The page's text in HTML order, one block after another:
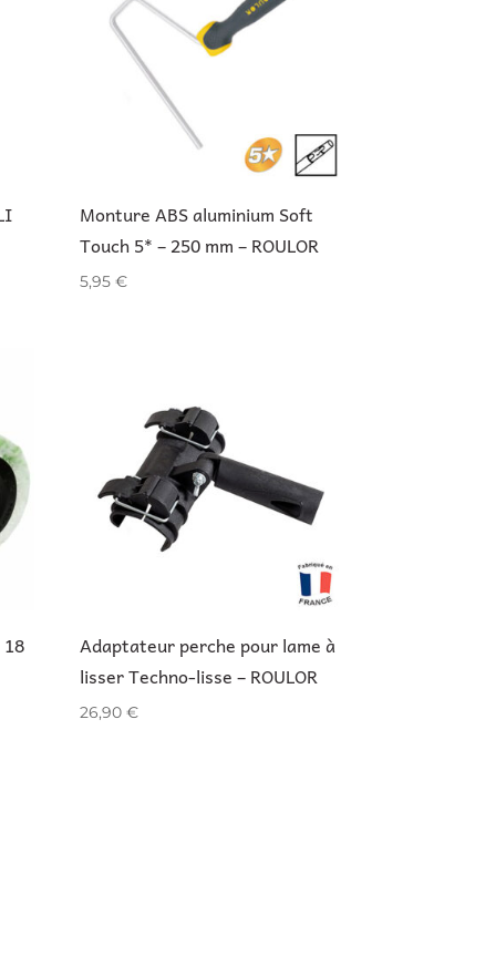
Monture ABS aluminium Soft
Touch 5* – 250 mm – ROULOR
5,95€
Adaptateur perche pour lame à
lisser Techno-lisse – ROULOR
26,90€